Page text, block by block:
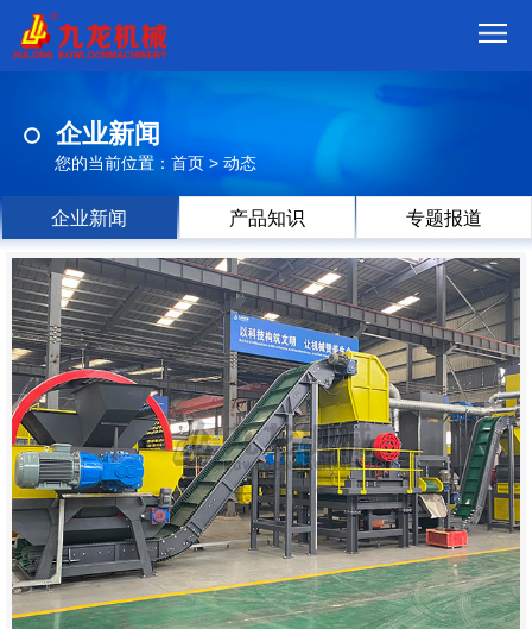
品
视
频
现
场
方
案
动
态
联
系
郑
州
市
九
企业新闻
您的当前位置： 首页 > 动态
企业新闻 产品知识 专题报道